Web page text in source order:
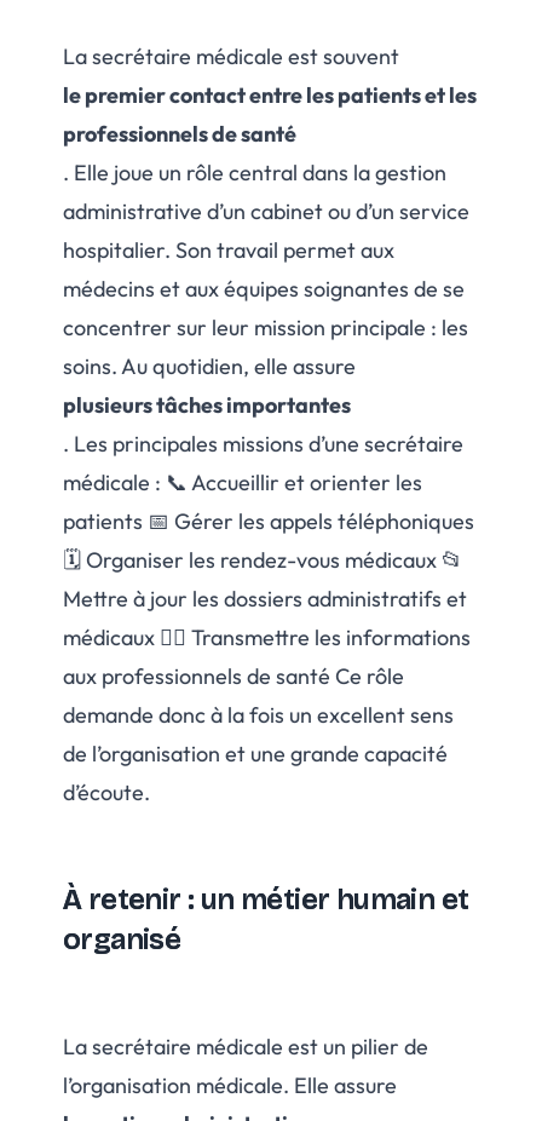
La secrétaire médicale est souvent
le premier contact entre les patients et les
professionnels de santé
. Elle joue un rôle central dans la gestion
administrative d’un cabinet ou d’un service
hospitalier. Son travail permet aux
médecins et aux équipes soignantes de se
concentrer sur leur mission principale : les
soins. Au quotidien, elle assure
plusieurs tâches importantes
. Les principales missions d’une secrétaire
médicale : 📞 Accueillir et orienter les
patients 📅 Gérer les appels téléphoniques
🗓 Organiser les rendez-vous médicaux 📂
Mettre à jour les dossiers administratifs et
médicaux 👨‍⚕️ Transmettre les informations
aux professionnels de santé Ce rôle
demande donc à la fois un excellent sens
de l’organisation et une grande capacité
d’écoute.
À retenir : un métier humain et
organisé
La secrétaire médicale est un pilier de
l’organisation médicale. Elle assure